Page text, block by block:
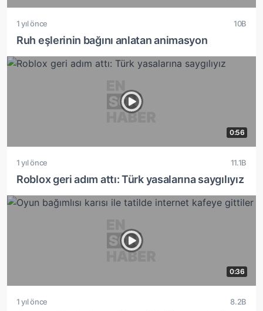
1 yıl önce 10B
Ruh eşlerinin bağını anlatan animasyon
0:56
1 yıl önce 11.1B
Roblox geri adım attı: Türk yasalarına saygılıyız
0:36
1 yıl önce 8.2B